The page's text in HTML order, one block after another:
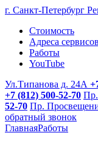
г. Санкт-Петербург
Стоимость
Адреса сервисов
Работы
YouTube
Ул.Типанова д. 24А
+7 (812) 500-52-70 Пр.
52-70 Пр.
обратный звонок
ГлавнаяРаботы